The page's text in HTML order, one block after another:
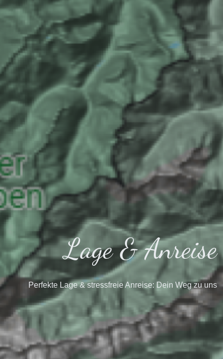
Lage & Anreise
Perfekte Lage & stressfreie Anreise: Dein Weg zu uns